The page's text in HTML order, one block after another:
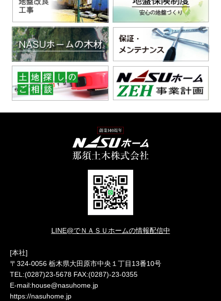
LINE@でＮＡＳＵホームの情報配信中
[本社]
〒324-0056 栃木県大田原市中央１丁目13番10号
TEL:(0287)23-5678 FAX:(0287)-23-0355
E-mail:house@nasuhome.jp
https://nasuhome.jp